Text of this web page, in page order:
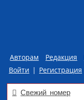
Авторам Редакция
Войти | Регистрация
Свежий номер